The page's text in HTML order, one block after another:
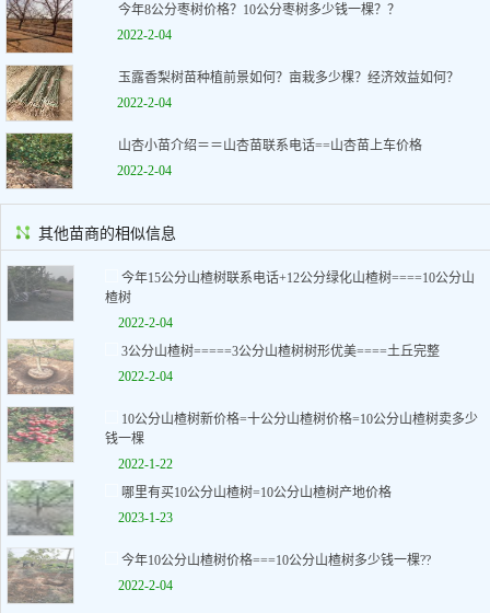
今年8公分枣树价格？10公分枣树多少钱一棵？？
2022-2-04
玉露香梨树苗种植前景如何？亩栽多少棵？经济效益如何？
2022-2-04
山杏小苗介绍＝＝山杏苗联系电话==山杏苗上车价格
2022-2-04
其他苗商的相似信息
今年15公分山楂树联系电话+12公分绿化山楂树====10公分山
楂树
2022-2-04
3公分山楂树=====3公分山楂树树形优美====土丘完整
2022-2-04
10公分山楂树新价格=十公分山楂树价格=10公分山楂树卖多少
钱一棵
2022-1-22
哪里有买10公分山楂树=10公分山楂树产地价格
2023-1-23
今年10公分山楂树价格===10公分山楂树多少钱一棵??
2022-2-04